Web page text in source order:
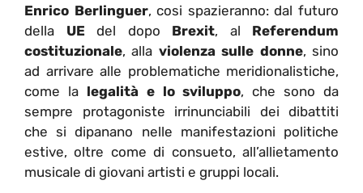
Enrico Berlinguer, cosi spazieranno: dal futuro
della UEdel dopo Brexit, al Referendum
costituzionale, alla violenza sulle donne, sino
ad arrivare alle problematiche meridionalistiche,
come la legalità e lo sviluppo, che sono da
sempre protagoniste irrinunciabili dei dibattiti
che si dipanano nelle manifestazioni politiche
estive, oltre come di consueto, all’allietamento
musicale di giovani artisti e gruppi locali.